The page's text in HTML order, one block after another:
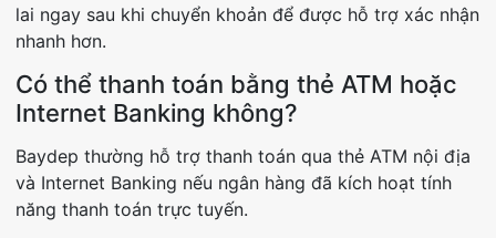
lai ngay sau khi chuyển khoản để được hỗ trợ xác nhận
nhanh hơn.
Có thể thanh toán bằng thẻ ATM hoặc
Internet Banking không?
Baydep thường hỗ trợ thanh toán qua thẻ ATM nội địa
và Internet Banking nếu ngân hàng đã kích hoạt tính
năng thanh toán trực tuyến.